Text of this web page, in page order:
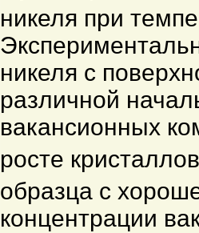
никеля при
никеля с
различной
вакансионных
росте
образца с
концентрации